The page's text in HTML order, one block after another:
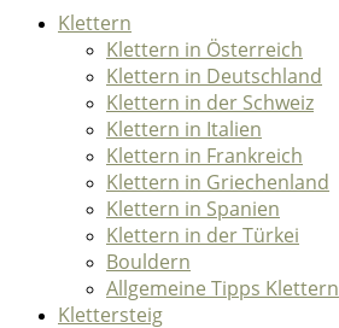
Klettern
Klettern in Österreich
Klettern in Deutschland
Klettern in der Schweiz
Klettern in Italien
Klettern in Frankreich
Klettern in Griechenland
Klettern in Spanien
Klettern in der Türkei
Bouldern
Allgemeine Tipps Klettern
Klettersteig